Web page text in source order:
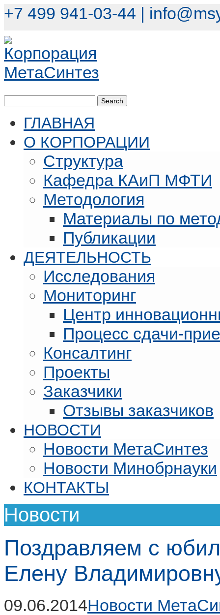
+7 499 941-03-44 |
ГЛАВНАЯ
О КОРПОРАЦИИ
Структура
Кафедра КАиП МФТИ
Методология
Материалы по
Публикации
ДЕЯТЕЛЬНОСТЬ
Исследования
Мониторинг
Центр
Процесс сдачи-
Консалтинг
Проекты
Заказчики
Отзывы заказчиков
НОВОСТИ
Новости МетаСинтез
Новости Минобрнауки
КОНТАКТЫ
Новости
Поздравляем с
Елену
09.06.2014Новости